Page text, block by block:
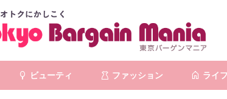
ビューティ ファッション ライフ